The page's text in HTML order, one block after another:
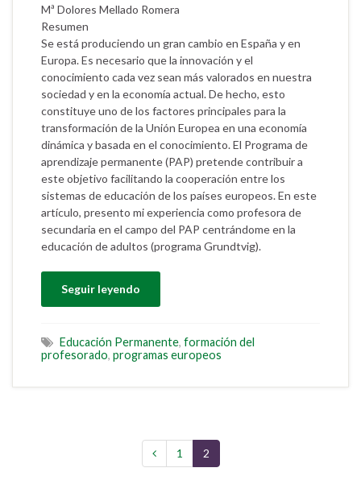
Mª Dolores Mellado Romera
Resumen
Se está produciendo un gran cambio en España y en
Europa. Es necesario que la innovación y el
conocimiento cada vez sean más valorados en nuestra
sociedad y en la economía actual. De hecho, esto
constituye uno de los factores principales para la
transformación de la Unión Europea en una economía
dinámica y basada en el conocimiento. El Programa de
aprendizaje permanente (PAP) pretende contribuir a
este objetivo facilitando la cooperación entre los
sistemas de educación de los países europeos. En este
artículo, presento mi experiencia como profesora de
secundaria en el campo del PAP centrándome en la
educación de adultos (programa Grundtvig).
Seguir leyendo
Educación Permanente, formación del
profesorado, programas europeos
1 2